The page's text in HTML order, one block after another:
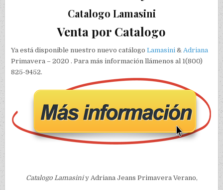
Catalogo Lamasini
Venta por Catalogo
Ya está disponible nuestro nuevo catálogoLamasini & Adriana
Primavera – 2020 . Para más información llámenos al 1(800)
825-9452.
Catalogo Lamasiniy Adriana Jeans Primavera Verano,